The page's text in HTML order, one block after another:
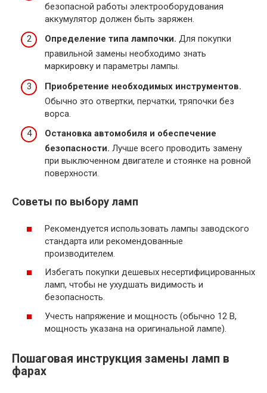
безопасной работы электрооборудования
аккумулятор должен быть заряжен.
Определение типа лампочки. Для покупки
правильной замены необходимо знать
маркировку и параметры лампы.
Приобретение необходимых инструментов.
Обычно это отвертки, перчатки, тряпочки без
ворса.
Остановка автомобиля и обеспечение
безопасности. Лучше всего проводить замену
при выключенном двигателе и стоянке на ровной
поверхности.
Советы по выбору ламп
Рекомендуется использовать лампы заводского
стандарта или рекомендованные
производителем.
Избегать покупки дешевых несертифицированных
ламп, чтобы не ухудшать видимость и
безопасность.
Учесть напряжение и мощность (обычно 12 В,
мощность указана на оригинальной лампе).
Пошаговая инструкция замены ламп в
фарах